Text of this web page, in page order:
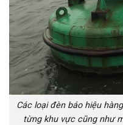
Các loại đèn báo hiệu
từng khu vực cũng như